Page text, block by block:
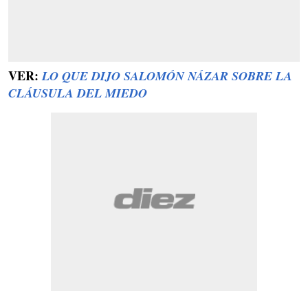
VER:LO QUE DIJO SALOMÓN NÁZAR SOBRE LA
CLÁUSULA DEL MIEDO